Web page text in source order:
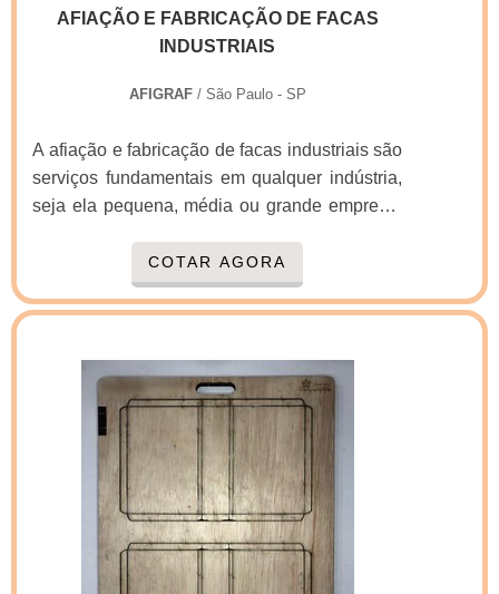
AFIAÇÃO E FABRICAÇÃO DE FACAS
INDUSTRIAIS
AFIGRAF / São Paulo - SP
A afiação e fabricação de facas industriais são
serviços fundamentais em qualquer indústria,
seja ela pequena, média ou grande empresa.
produtos são fornecidos com aço de alta
qualidade, normalizados, temperados e
revenidos para perfeito alívio de tensões. Com
acabamento, planicidade e paralelismo.A
empresa especializada fabrica facas
industriais para todos os ti...
COTAR AGORA